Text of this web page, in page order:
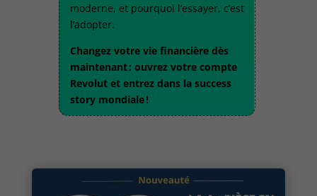
moderne, et pourquoi l’essayer, c’est
l’adopter.
Changez votre vie financière dès
maintenant : ouvrez votre compte
Revolut et entrez dans la success
story mondiale !